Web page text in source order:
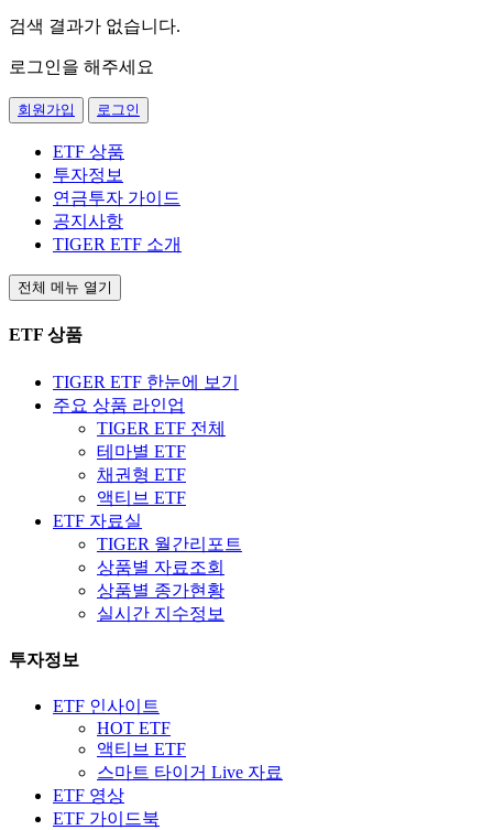
검색 결과가 없습니다.
로그인을 해주세요
회원가입 로그인
ETF 상품
투자정보
연금투자 가이드
공지사항
TIGER ETF 소개
전체 메뉴 열기
ETF 상품
TIGER ETF 한눈에 보기
주요 상품 라인업
TIGER ETF 전체
테마별 ETF
채권형 ETF
액티브 ETF
ETF 자료실
TIGER 월간리포트
상품별 자료조회
상품별 종가현황
실시간 지수정보
투자정보
ETF 인사이트
HOT ETF
액티브 ETF
스마트 타이거 Live 자료
ETF 영상
ETF 가이드북